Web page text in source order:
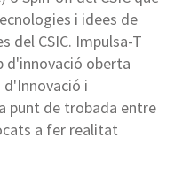
i idees de
del CSIC. Impulsa-T
d'innovació oberta
d'Innovació i
punt de trobada entre
a fer realitat